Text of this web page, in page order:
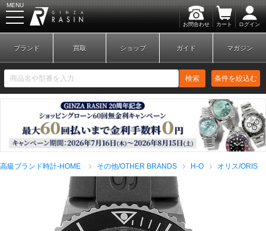
お問合わせ カート ログイン
MENU
新規会員登録 ログイン
ブランドから探す
ブランド 買取 ショップ ガイド マガジン
検索 条件を絞込む
高級ブランド時計-HOME その他/OTHER BRANDS H-O オリス/ORIS